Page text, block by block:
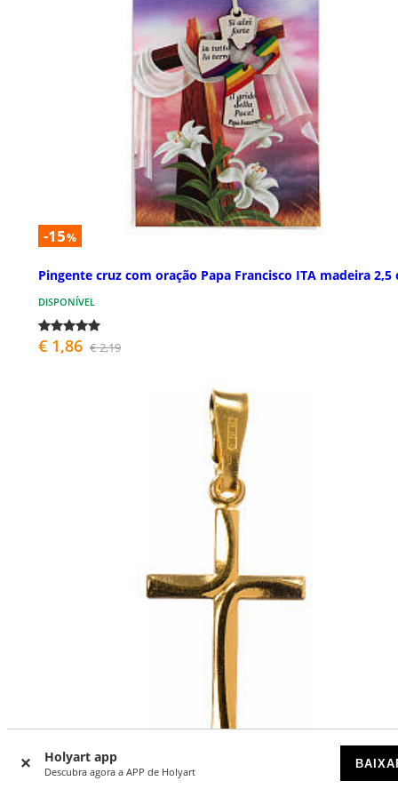
Holyart app
Descubra agora a APP de Holyart
-15%
Pingente cruz com oração Papa Francisco ITA madeira 2,5
DISPONÍVEL
€ 1,86 € 2,19